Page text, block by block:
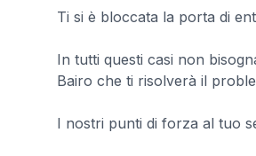
Ti si è bloccata la porta di
In tutti questi casi non
Bairo che ti risolverà il
I nostri punti di forza al tuo